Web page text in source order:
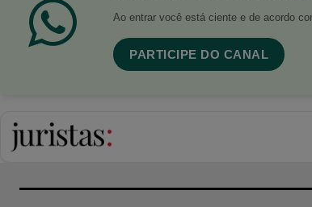
Ao entrar você está ciente e de acordo
PARTICIPE DO CANAL